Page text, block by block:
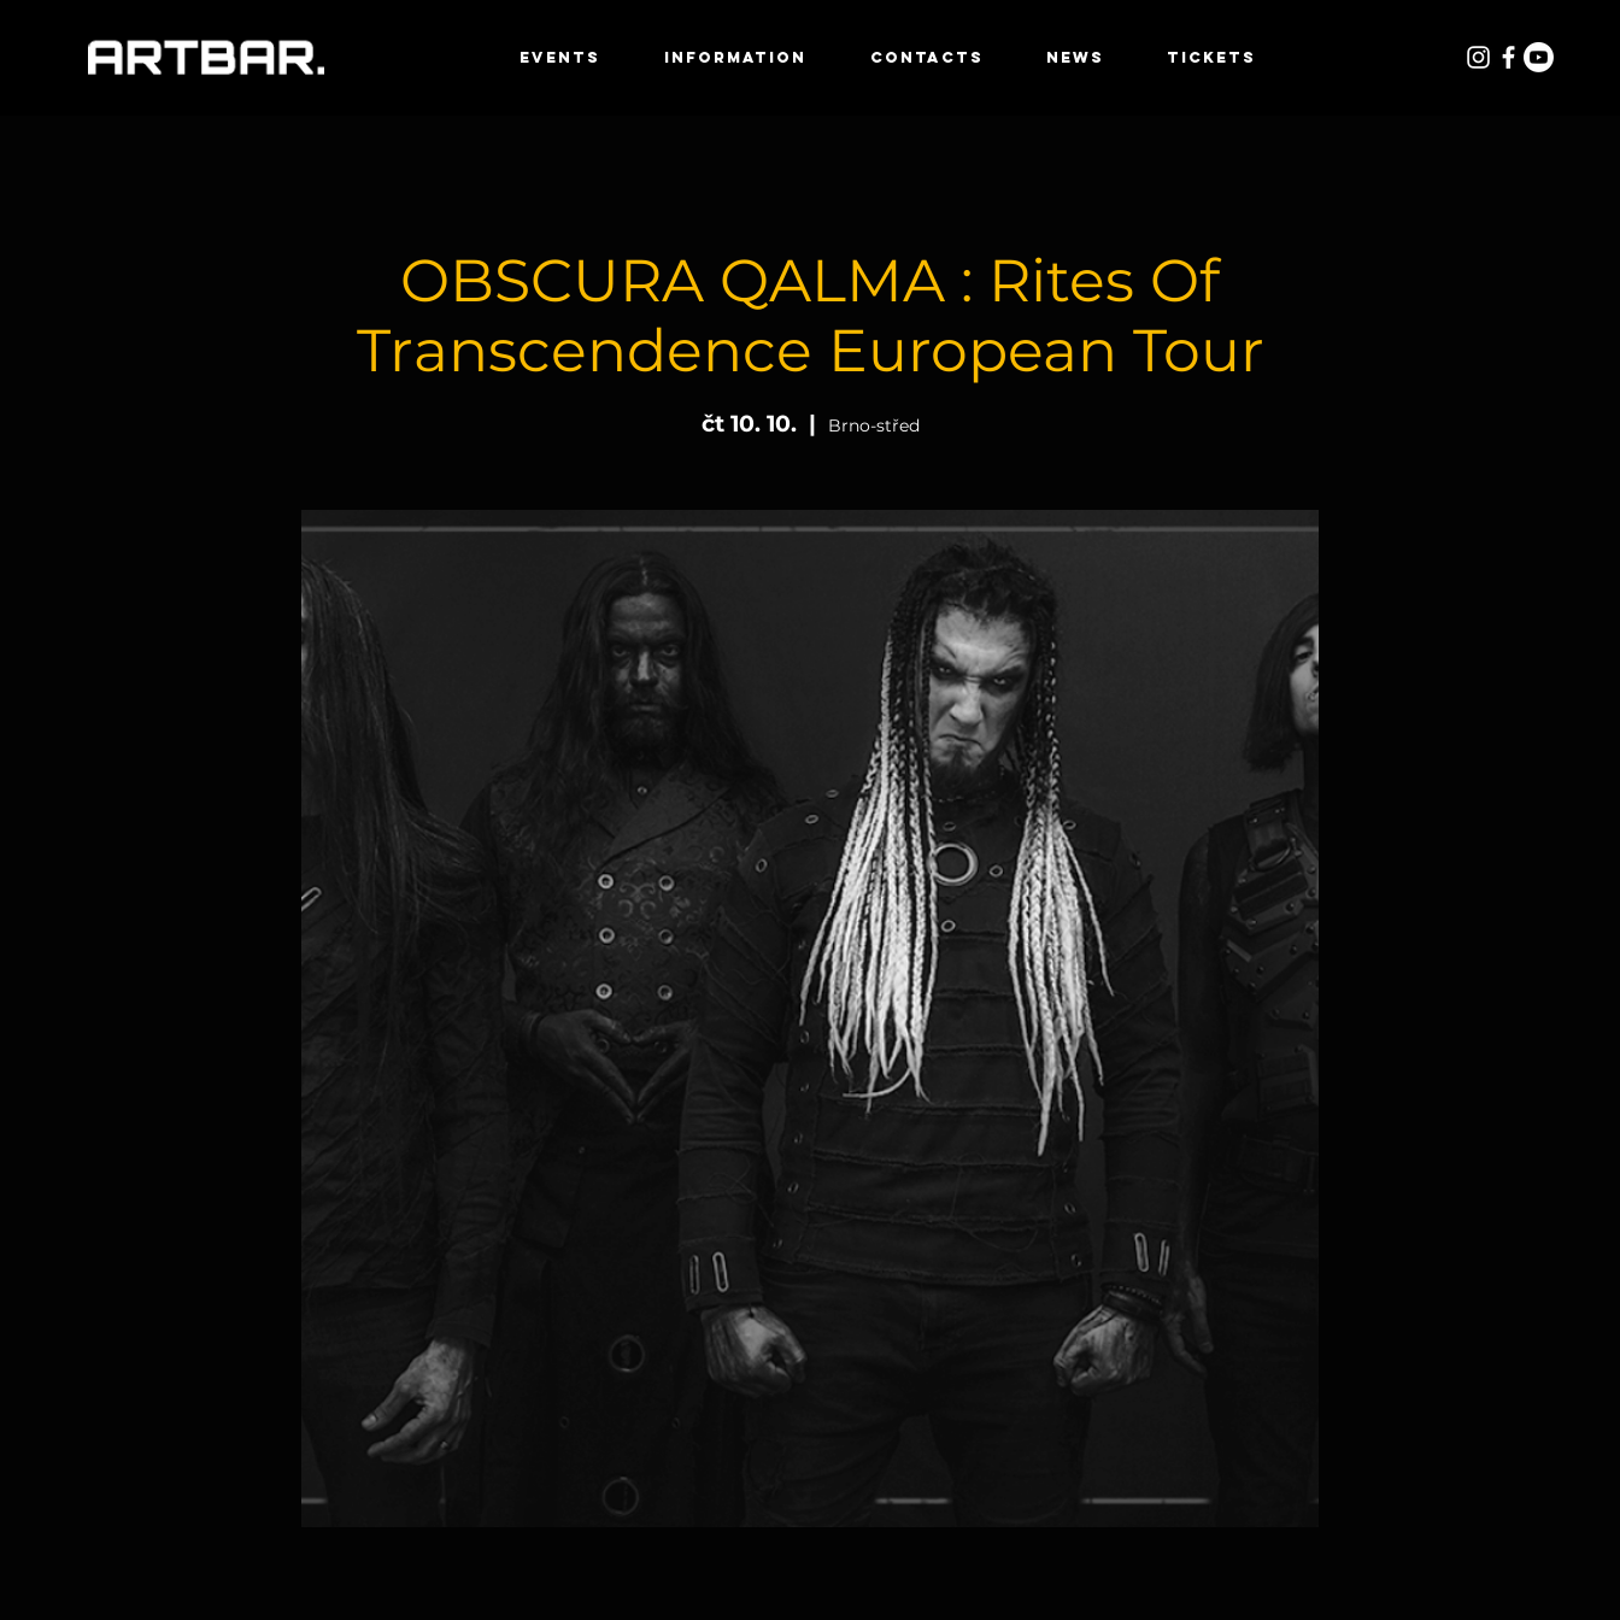
EVENTS INFORMATION CONTACTS NEWS TICKETS
OBSCURA QALMA : Rites Of
Transcendence European Tour
čt 10. 10.
  |
Brno-střed